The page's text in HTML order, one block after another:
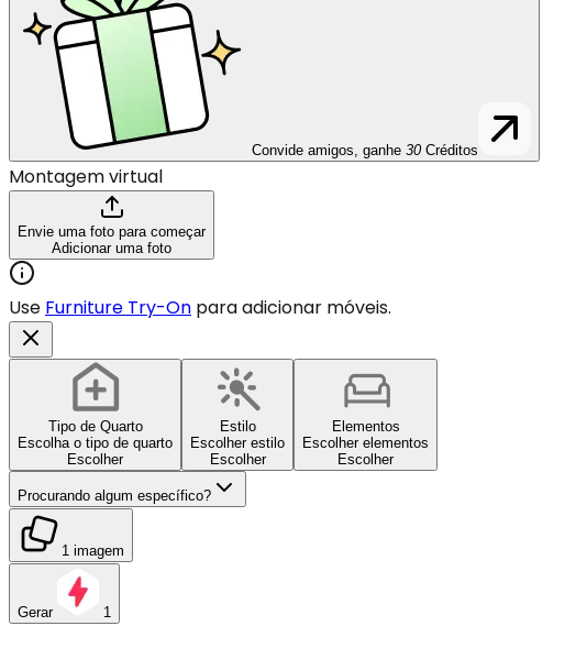
Convide amigos, ganhe 30 Créditos
Montagem virtual
Envie uma foto para começar
Adicionar uma foto
Use Furniture Try-On para adicionar móveis.
Tipo de Quarto
Escolha o tipo de quarto
Escolher
Estilo
Escolher estilo
Escolher
Elementos
Escolher elementos
Escolher
Procurando algum específico?
1 imagem
Gerar 1